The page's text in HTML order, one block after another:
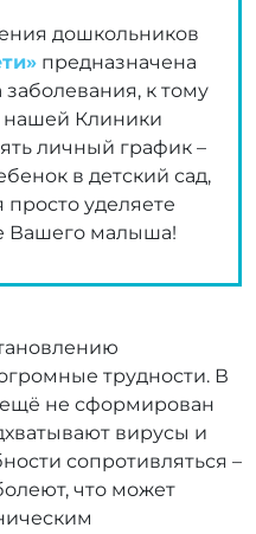
дошкольников
предназначена
к тому
Клиники
личный график –
в детский сад,
уделяете
Вашего малыша!
трудности. В
ещё не сформирован
вирусы и
сопротивляться –
что может